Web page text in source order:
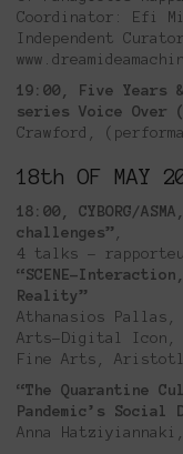
Coordinator: Efi
Independent
19:00, Five Years
series Voice Over
Crawford,
18th OF MAY
18:00, CYBORG/
challenges”
4 talks –
“SCENE-
Reality”
Athanasios
Arts-Digital Icon,
Fine Arts,
“The Quarantine
Pandemic’s Social
Anna